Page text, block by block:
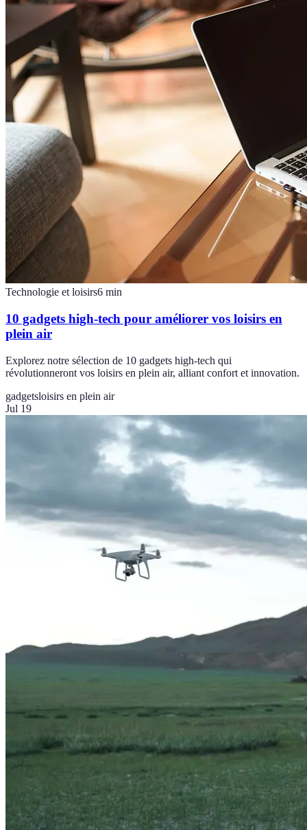
Technologie et loisirs6 min
10 gadgets high-tech pour améliorer vos loisirs en
plein air
Explorez notre sélection de 10 gadgets high-tech qui
révolutionneront vos loisirs en plein air, alliant confort et innovation.
gadgetsloisirs en plein air
Jul 19